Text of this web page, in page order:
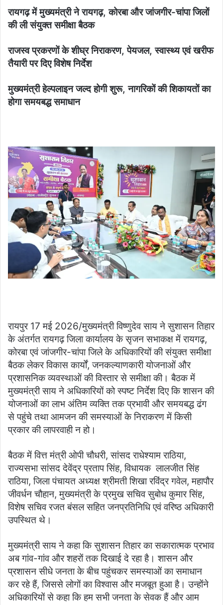
रायगढ़ में मुख्यमंत्री ने रायगढ़, कोरबा और जांजगीर-चांपा जिलों
की ली संयुक्त समीक्षा बैठक
राजस्व प्रकरणों के शीघ्र निराकरण, पेयजल, स्वास्थ्य एवं खरीफ
तैयारी पर दिए विशेष निर्देश
मुख्यमंत्री हेल्पलाइन जल्द होगी शुरू, नागरिकों की शिकायतों का
होगा समयबद्ध समाधान
रायपुर 17 मई 2026/मुख्यमंत्री विष्णुदेव साय ने सुशासन तिहार
के अंतर्गत रायगढ़ जिला कार्यालय के सृजन सभाकक्ष में रायगढ़,
कोरबा एवं जांजगीर-चांपा जिले के अधिकारियों की संयुक्त समीक्षा
बैठक लेकर विकास कार्यों, जनकल्याणकारी योजनाओं और
प्रशासनिक व्यवस्थाओं की विस्तार से समीक्षा की। बैठक में
मुख्यमंत्री साय ने अधिकारियों को स्पष्ट निर्देश दिए कि शासन की
योजनाओं का लाभ अंतिम व्यक्ति तक प्रभावी और समयबद्ध ढंग
से पहुंचे तथा आमजन की समस्याओं के निराकरण में किसी
प्रकार की लापरवाही न हो।
बैठक में वित्त मंत्री ओपी चौधरी, सांसद राधेश्याम राठिया,
राज्यसभा सांसद देवेंद्र प्रताप सिंह, विधायक लालजीत सिंह
राठिया, जिला पंचायत अध्यक्ष श्रीमती शिखा रविंद्र गवेल, महापौर
जीवर्धन चौहान, मुख्यमंत्री के प्रमुख सचिव सुबोध कुमार सिंह,
विशेष सचिव रजत बंसल सहित जनप्रतिनिधि एवं वरिष्ठ अधिकारी
उपस्थित थे।
मुख्यमंत्री साय ने कहा कि सुशासन तिहार का सकारात्मक प्रभाव
अब गांव-गांव और शहरों तक दिखाई दे रहा है। शासन और
प्रशासन सीधे जनता के बीच पहुंचकर समस्याओं का समाधान
कर रहे हैं, जिससे लोगों का विश्वास और मजबूत हुआ है। उन्होंने
अधिकारियों से कहा कि हम सभी जनता के सेवक हैं और आम